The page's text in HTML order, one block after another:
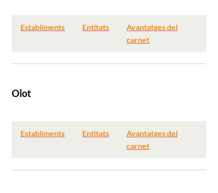
Establiments Entitats
Avantatges del
carnet
Olot
Establiments Entitats
Avantatges del
carnet